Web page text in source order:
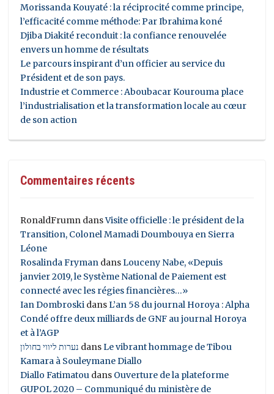
Morissanda Kouyaté : la réciprocité comme principe,
l’efficacité comme méthode: Par Ibrahima koné
Djiba Diakité reconduit : la confiance renouvelée
envers un homme de résultats
Le parcours inspirant d’un officier au service du
Président et de son pays.
Industrie et Commerce : Aboubacar Kourouma place
l’industrialisation et la transformation locale au cœur
de son action
Commentaires récents
RonaldFrumn dansVisite officielle : le président de la
Transition, Colonel Mamadi Doumbouya en Sierra
Léone
Rosalinda Fryman dansLouceny Nabe, «Depuis
janvier 2019, le Système National de Paiement est
connecté avec les régies financières…»
Ian Dombroski dansL’an 58 du journal Horoya : Alpha
Condé offre deux milliards de GNF au journal Horoya
et à l’AGP
נערות ליווי בחולון dansLe vibrant hommage de Tibou
Kamara à Souleymane Diallo
Diallo Fatimatou dans Ouverture de la plateforme
GUPOL 2020 – Communiqué du ministère de